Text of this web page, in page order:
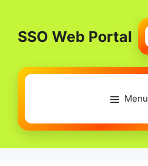
contentSSO Web Portal
Menu